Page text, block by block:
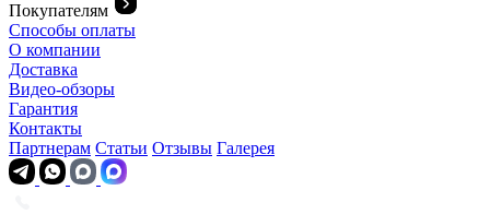
Покупателям
Способы оплаты
О компании
Доставка
Видео-обзоры
Гарантия
Контакты
Партнерам Статьи Отзывы Галерея